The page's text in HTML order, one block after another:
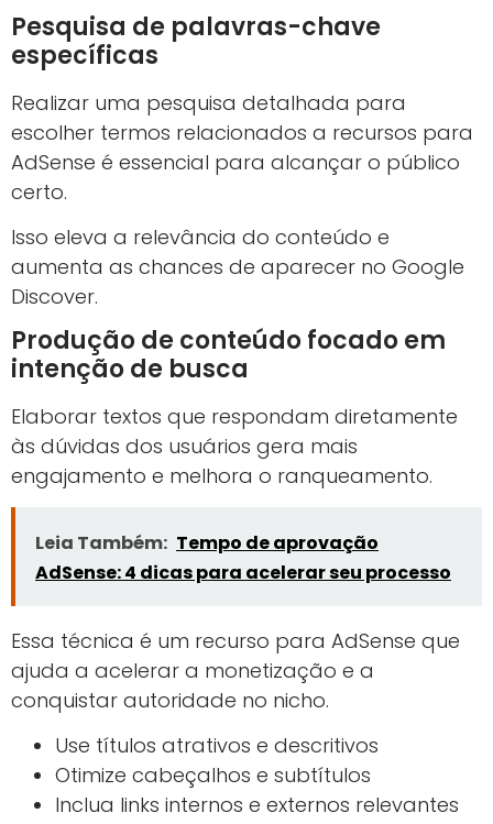
Pesquisa de palavras-chave
específicas
Realizar uma pesquisa detalhada para
escolher termos relacionados a recursos para
AdSense é essencial para alcançar o público
certo.
Isso eleva a relevância do conteúdo e
aumenta as chances de aparecer no Google
Discover.
Produção de conteúdo focado em
intenção de busca
Elaborar textos que respondam diretamente
às dúvidas dos usuários gera mais
engajamento e melhora o ranqueamento.
Leia Também: Tempo de aprovação
AdSense: 4 dicas para acelerar seu processo
Essa técnica é um recurso para AdSense que
ajuda a acelerar a monetização e a
conquistar autoridade no nicho.
Use títulos atrativos e descritivos
Otimize cabeçalhos e subtítulos
Inclua links internos e externos relevantes